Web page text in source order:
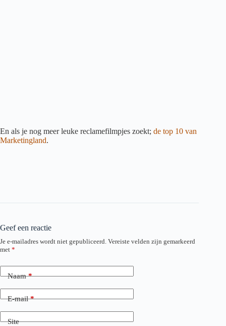
En als je nog meer leuke reclamefilmpjes zoekt; de top 10 van
Marketingland.
Geef een reactie
Je e-mailadres wordt niet gepubliceerd. Vereiste velden zijn gemarkeerd
met *
Naam*
E-mail*
Site